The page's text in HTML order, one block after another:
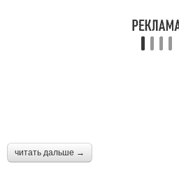
читать дальше →